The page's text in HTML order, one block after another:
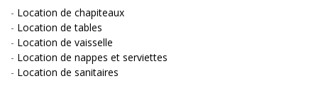
- Location de chapiteaux
- Location de tables
- Location de vaisselle
- Location de nappes et serviettes
- Location de sanitaires